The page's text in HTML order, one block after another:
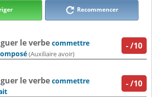
Recommencer
-/10
le verbe commettre
(Auxiliaire avoir)
-/10
le verbe commettre